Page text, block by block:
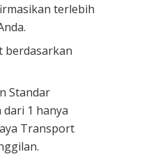
terlebih
berdasarkan
Standar
1 hanya
Transport